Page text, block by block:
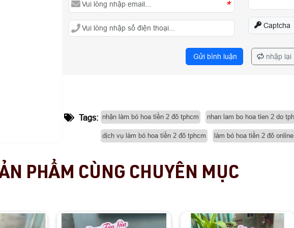
*
Captcha
Gửi bình luận nhập lại
Tags: nhận làm bó hoa tiền 2 đô tphcm nhan lam bo hoa tien 2 do
dịch vụ làm bó hoa tiền 2 đô tphcm làm bó hoa tiền 2 đô
PHẨM CÙNG CHUYÊN MỤC